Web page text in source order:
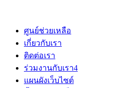
ศูนย์ช่วยเหลือ
เกี่ยวกับเรา
ติดต่อเรา
ร่วมงานกับเรา4
แผนผังเว็บไซต์